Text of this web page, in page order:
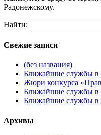
Радонежскому.
Найти:
Свежие записи
(без названия)
Ближайшие службы в
Жюри конкурса
Ближайшие службы в
Ближайшие службы в
Архивы